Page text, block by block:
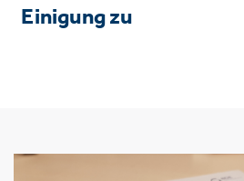
Einigung zu